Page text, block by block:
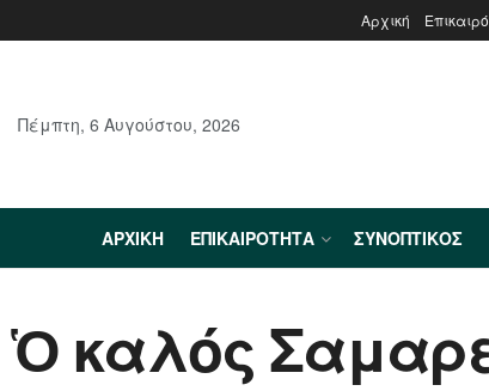
Αρχική
Πέμπτη, 6 Αυγούστου, 2026
ΑΡΧΙΚΉ ΕΠΙΚΑΙΡΌΤΗΤΑ ΣΥΝΟΠΤΙΚΌΣ
Ὁ καλός